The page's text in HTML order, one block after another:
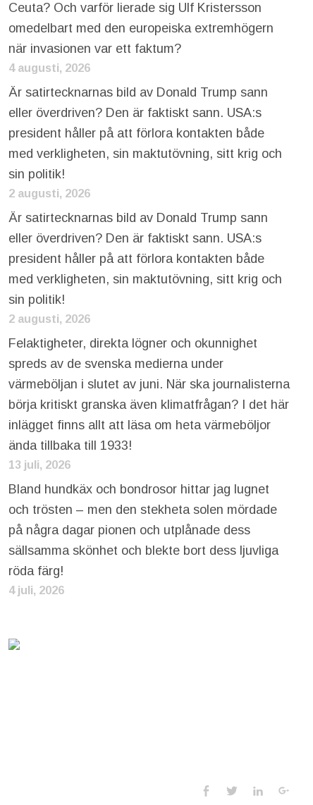
Ceuta? Och varför lierade sig Ulf Kristersson
omedelbart med den europeiska extremhögern
när invasionen var ett faktum?
4 augusti, 2026
Är satirtecknarnas bild av Donald Trump sann
eller överdriven? Den är faktiskt sann. USA:s
president håller på att förlora kontakten både
med verkligheten, sin maktutövning, sitt krig och
sin politik!
2 augusti, 2026
Är satirtecknarnas bild av Donald Trump sann
eller överdriven? Den är faktiskt sann. USA:s
president håller på att förlora kontakten både
med verkligheten, sin maktutövning, sitt krig och
sin politik!
2 augusti, 2026
Felaktigheter, direkta lögner och okunnighet
spreds av de svenska medierna under
värmeböljan i slutet av juni. När ska journalisterna
börja kritiskt granska även klimatfrågan? I det här
inlägget finns allt att läsa om heta värmeböljor
ända tillbaka till 1933!
13 juli, 2026
Bland hundkäx och bondrosor hittar jag lugnet
och trösten – men den stekheta solen mördade
på några dagar pionen och utplånade dess
sällsamma skönhet och blekte bort dess ljuvliga
röda färg!
4 juli, 2026
Social
Facebook
TwitterLinkedIn